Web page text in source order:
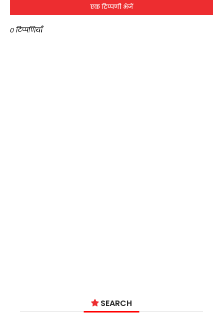
एक टिप्पणी भेजें
0 टिप्पणियाँ
SEARCH